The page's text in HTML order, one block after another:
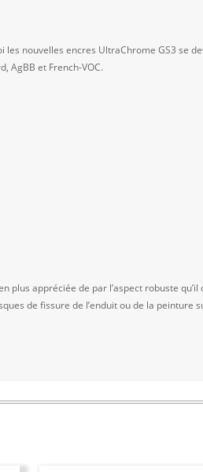
nouvelles encres UltraChrome GS3 se
AgBB et French-VOC.
plus appréciée de par l’aspect robuste
de fissure de l’enduit ou de la peinture